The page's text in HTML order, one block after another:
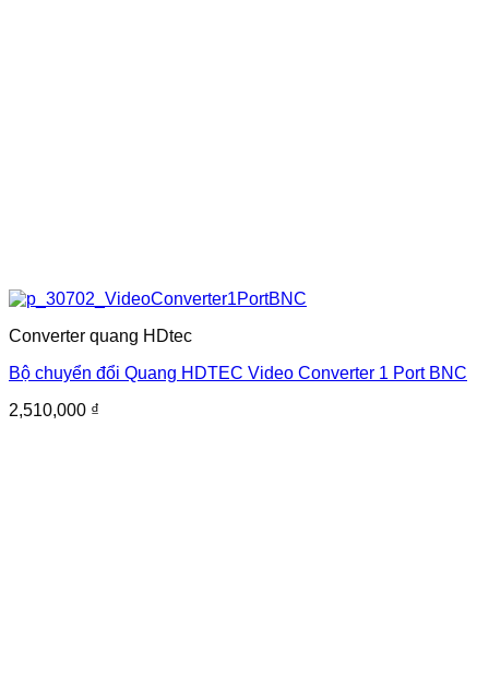
Converter quang HDtec
Bộ chuyển đổi Quang HDTEC Video Converter 1 Port BNC
2,510,000 ₫